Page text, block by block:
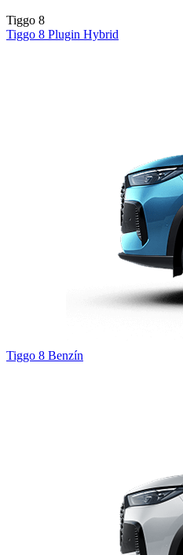
Tiggo 8
Tiggo 8 Plugin Hybrid
Tiggo 8 Benzín